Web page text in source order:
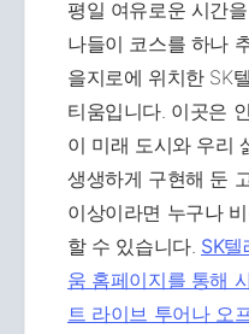
평일 여유로운 시간
나들이 코스를 하나
을지로에 위치한 SK
티움입니다. 이곳은
이 미래 도시와 우리
생생하게 구현해 둔
이상이라면 누구나
할 수 있습니다. SK
움 홈페이지를 통해
트 라이브 투어나 오